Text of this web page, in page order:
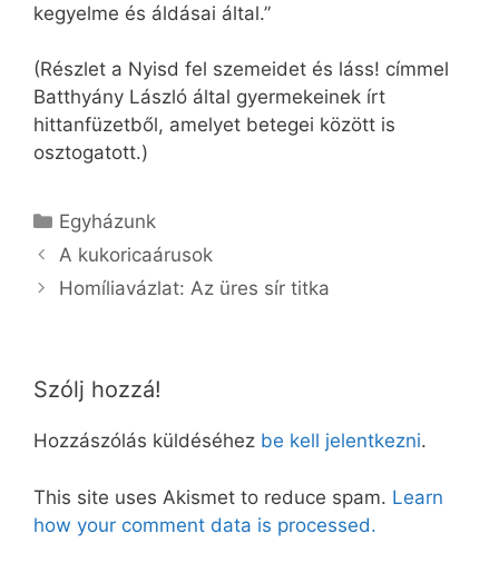
kegyelme és áldásai által.”
(Részlet a Nyisd fel szemeidet és láss! címmel
Batthyány László által gyermekeinek írt
hittanfüzetből, amelyet betegei között is
osztogatott.)
Kategória
Egyházunk
A kukoricaárusok
Homíliavázlat: Az üres sír titka
Szólj hozzá!
Hozzászólás küldéséhez be kell jelentkezni.
This site uses Akismet to reduce spam. Learn
how your comment data is processed.